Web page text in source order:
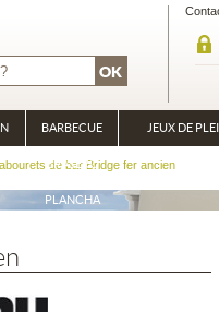
BARBECUE
BRASÉRO
PLANCHA
JEUX DE
de bar Bridge fer ancien